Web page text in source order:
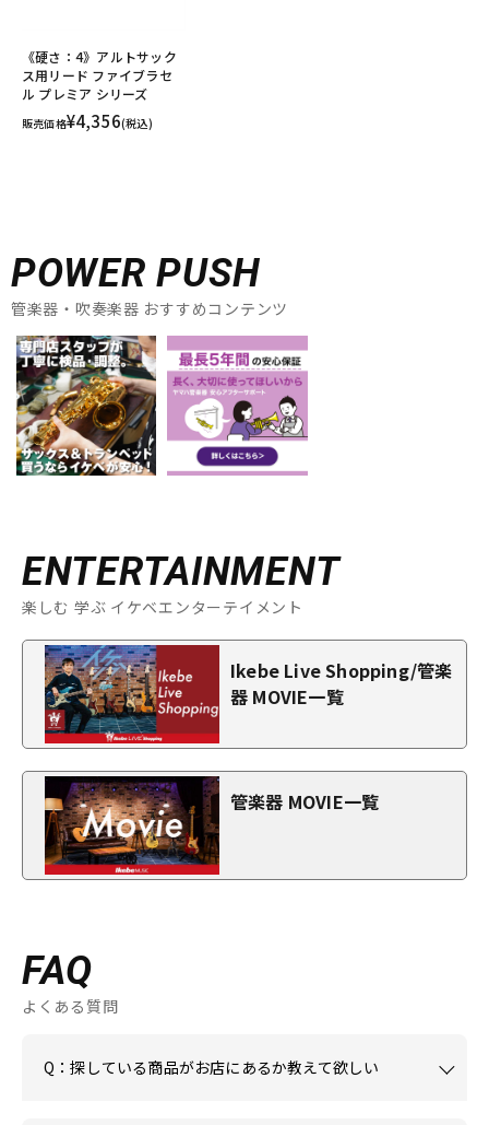
《硬さ：4》アルトサック
ス用リード ファイブラセ
ル プレミア シリーズ
販売価格¥4,356(税込)
POWER PUSH
管楽器・吹奏楽器 おすすめコンテンツ
ENTERTAINMENT
楽しむ 学ぶ イケベエンターテイメント
Ikebe Live Shopping/管楽
器 MOVIE一覧
管楽器 MOVIE一覧
FAQ
よくある質問
Q：探している商品がお店にあるか教えて欲しい